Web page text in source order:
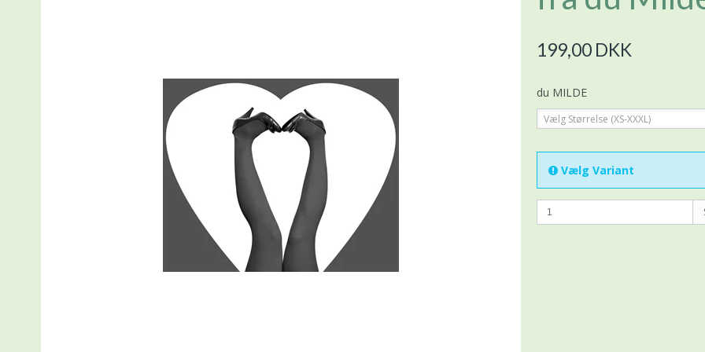
199,00 DKK
du MILDE
Vælg Størrelse (XS-XXXL)
Vælg Variant